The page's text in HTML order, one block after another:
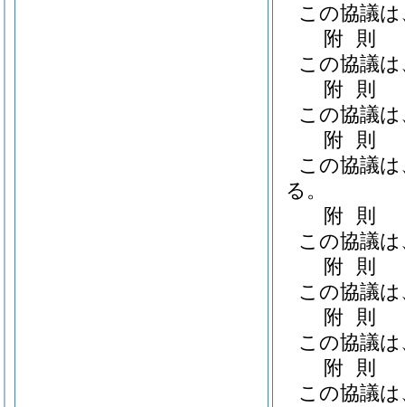
この協議
附 則
この協議
附 則
この協議
附 則
この協議
る。
附 則
この協議
附 則
この協議
附 則
この協議
附 則
この協議